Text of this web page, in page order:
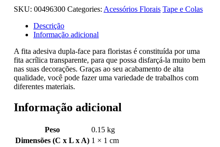
SKU: 00496300 Categories: Acessórios Florais Tape e Colas
Descrição
Informação adicional
A fita adesiva dupla-face para floristas é constituída por uma
fita acrílica transparente, para que possa disfarçá-la muito bem
nas suas decorações. Graças ao seu acabamento de alta
qualidade, você pode fazer uma variedade de trabalhos com
diferentes materiais.
Informação adicional
Peso
0.15 kg
Dimensões (C x L x A) 1 × 1 cm